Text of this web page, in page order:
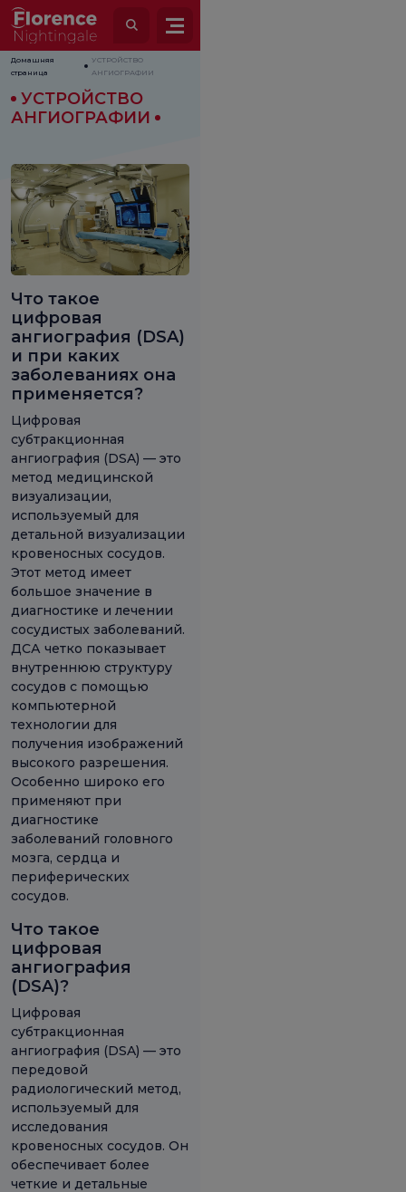
Домашняя
страница
УСТРОЙСТВО
АНГИОГРАФИИ
УСТРОЙСТВО
АНГИОГРАФИИ
Что такое
цифровая
ангиография (DSA)
и при каких
заболеваниях она
применяется?
Цифровая
субтракционная
ангиография (DSA) — это
метод медицинской
визуализации,
используемый для
детальной визуализации
кровеносных сосудов.
Этот метод имеет
большое значение в
диагностике и лечении
сосудистых заболеваний.
ДСА четко показывает
внутреннюю структуру
сосудов с помощью
компьютерной
технологии для
получения изображений
высокого разрешения.
Особенно широко его
применяют при
диагностике
заболеваний головного
мозга, сердца и
периферических
сосудов.
Что такое
цифровая
ангиография
(DSA)?
Цифровая
субтракционная
ангиография (DSA) — это
передовой
радиологический метод,
используемый для
исследования
кровеносных сосудов. Он
обеспечивает более
четкие и детальные